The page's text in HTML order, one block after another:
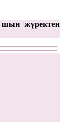
шын жүректен